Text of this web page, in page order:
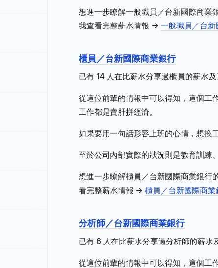
想進一步瞭解一般職員／台新國際商業
我查看完整薪水情報 -> 一般職員／台
櫃員／台新國際商業銀行
已有 14 人在比薪水分享過櫃員的薪水及
從這位前輩的情報中可以得知，這個工
工作都是賣肝拼經濟。
如果要用一句話形容上班的心情，想換
至於公司內部實際的狀況則是教育訓練
想進一步瞭解櫃員／台新國際商業銀行
看完整薪水情報 -> 櫃員／台新國際商業
分析師／台新國際商業銀行
已有 6 人在比薪水分享過分析師的薪水
從這位前輩的情報中可以得知，這個工